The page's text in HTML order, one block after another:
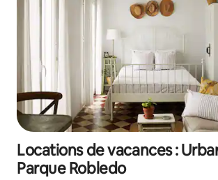
Locations de vacances :
Parque Robledo